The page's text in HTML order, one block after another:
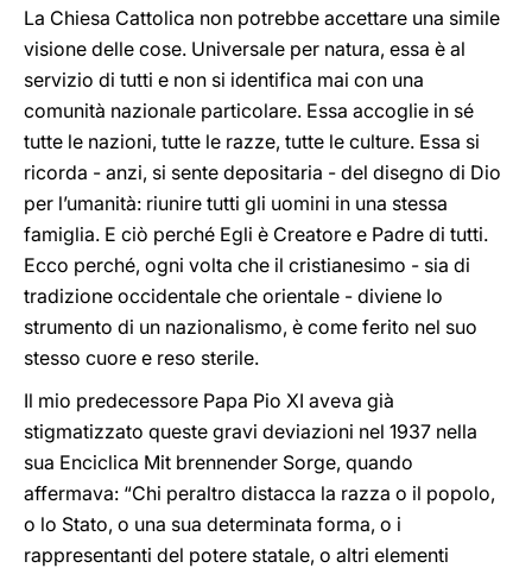
La Chiesa Cattolica non potrebbe accettare una simile
visione delle cose. Universale per natura, essa è al
servizio di tutti e non si identifica mai con una
comunità nazionale particolare. Essa accoglie in sé
tutte le nazioni, tutte le razze, tutte le culture. Essa si
ricorda - anzi, si sente depositaria - del disegno di Dio
per l’umanità: riunire tutti gli uomini in una stessa
famiglia. E ciò perché Egli è Creatore e Padre di tutti.
Ecco perché, ogni volta che il cristianesimo - sia di
tradizione occidentale che orientale - diviene lo
strumento di un nazionalismo, è come ferito nel suo
stesso cuore e reso sterile.
Il mio predecessore Papa Pio XI aveva già
stigmatizzato queste gravi deviazioni nel 1937 nella
sua Enciclica Mit brennender Sorge, quando
affermava: “Chi peraltro distacca la razza o il popolo,
o lo Stato, o una sua determinata forma, o i
rappresentanti del potere statale, o altri elementi